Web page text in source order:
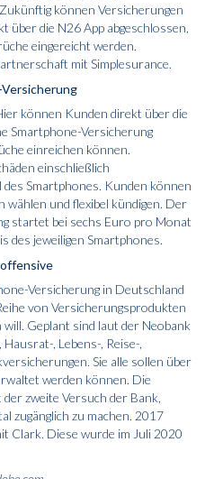
können Versicherungen
über die N26 App abgeschlossen,
eingereicht werden.
mit Simplesurance.
können Kunden direkt über die
Smartphone-Versicherung
einreichen können.
einschließlich
Smartphones. Kunden können
wählen und flexibel kündigen. Der
startet bei sechs Euro pro Monat
des jeweiligen Smartphones.
Versicherung in Deutschland
von Versicherungsprodukten
Geplant sind laut der Neobank
, Lebens-, Reise-,
Sie alle sollen über
werden können. Die
zweite Versuch der Bank,
zugänglich zu machen. 2017
Clark. Diese wurde im Juli 2020